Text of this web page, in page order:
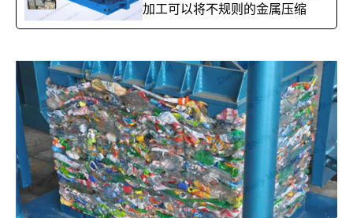
加工可以将不规则的金属压缩